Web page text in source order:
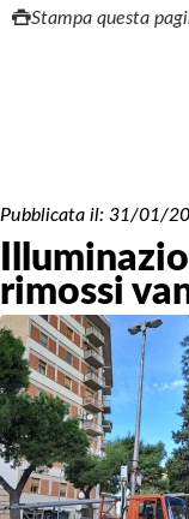
Stampa questa
Pubblicata il: 31/01/
rimossi